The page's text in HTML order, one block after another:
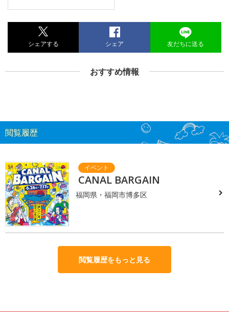
シェアする シェア 友だちに送る
おすすめ情報
閲覧履歴
CANAL BARGAIN
福岡県・福岡市博多区
閲覧履歴をもっと見る